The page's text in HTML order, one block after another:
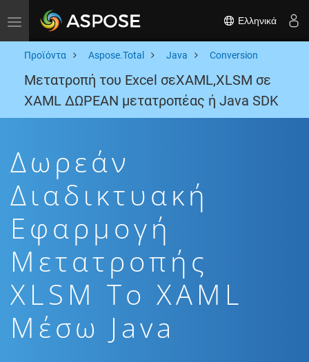
Toggle navigation Ελληνικά
Προϊόντα Aspose.Total Java Conversion
Μετατροπή του Excel σεXAML,XLSM σε
XAML ΔΩΡΕΑΝ μετατροπέας ή Java SDK
Δωρεάν
Διαδικτυακή
Εφαρμογή
Μετατροπής
XLSM To XAML
Μέσω Java